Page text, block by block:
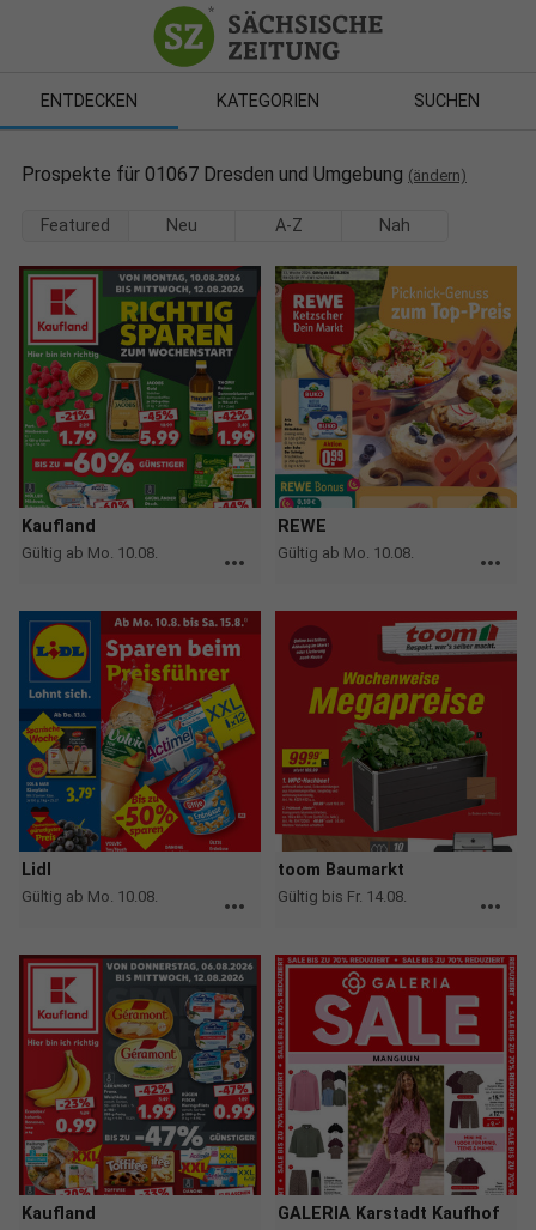
ENTDECKEN KATEGORIEN SUCHEN
Prospekte für 01067 Dresden und Umgebung (ändern)
Featured Neu A-Z Nah
Kaufland
Gültig ab Mo. 10.08. more_horiz
REWE
Gültig ab Mo. 10.08. more_horiz
Lidl
Gültig ab Mo. 10.08. more_horiz
toom Baumarkt
Gültig bis Fr. 14.08. more_horiz
Kaufland GALERIA Karstadt Kaufhof